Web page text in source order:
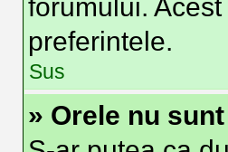
forumului.
preferintele.
Sus
» Orele nu